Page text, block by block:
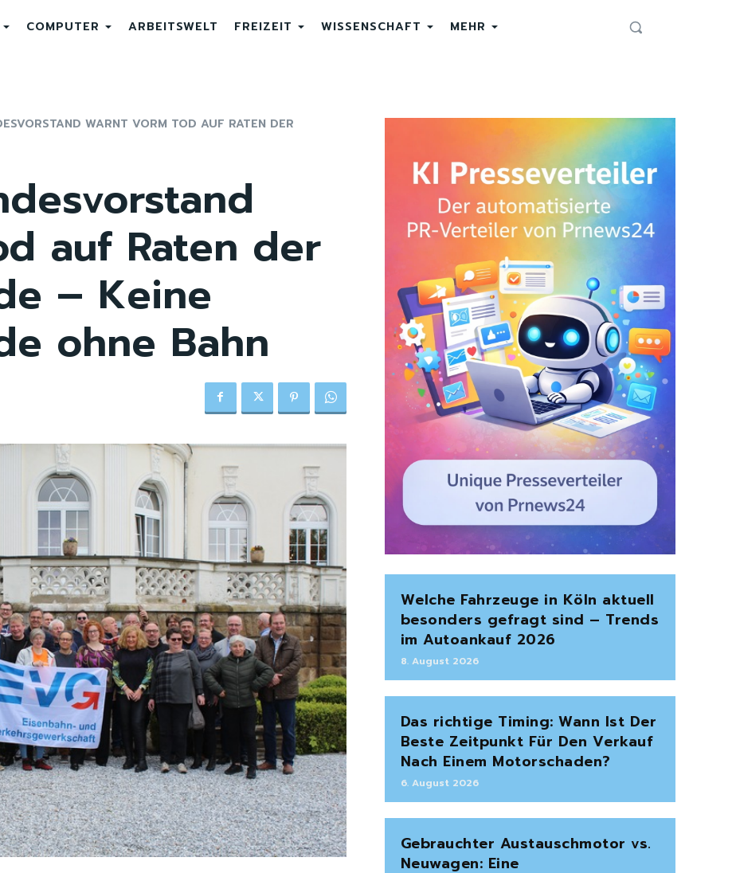
COMPUTER ARBEITSWELT FREIZEIT WISSENSCHAFT MEHR
WARNT VORM TOD AUF RATEN DER
auf Raten der
– Keine
ohne Bahn
Welche Fahrzeuge in Köln aktuell
besonders gefragt sind – Trends
im Autoankauf 2026
8. August 2026
Das richtige Timing: Wann Ist Der
Beste Zeitpunkt Für Den Verkauf
Nach Einem Motorschaden?
6. August 2026
Gebrauchter Austauschmotor vs.
Neuwagen: Eine